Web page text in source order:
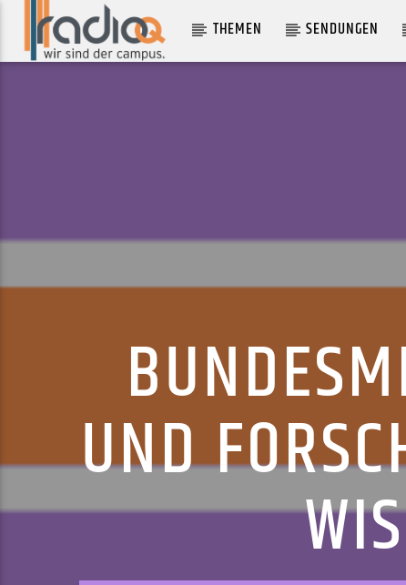
THEMEN SENDUNGEN
UND